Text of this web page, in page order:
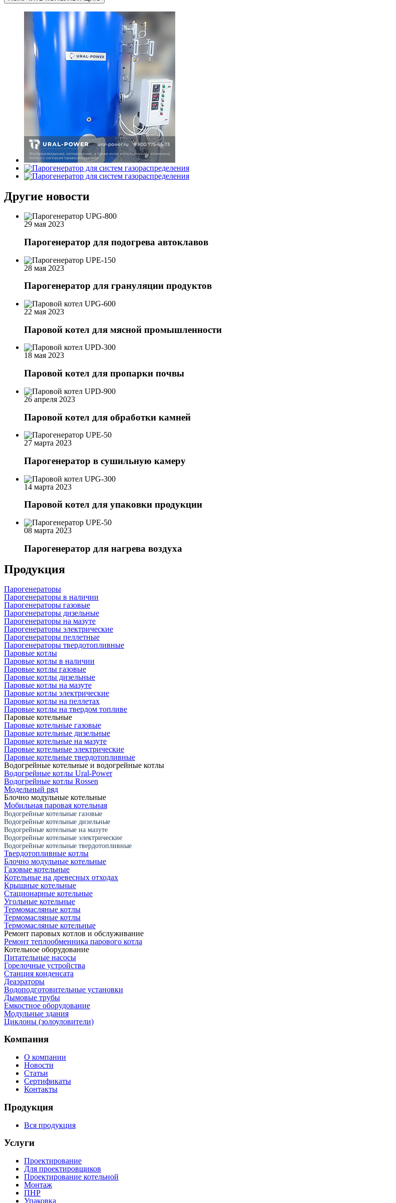
Другие новости
29 мая 2023
Парогенератор для подогрева автоклавов
28 мая 2023
Парогенератор для грануляции продуктов
22 мая 2023
Паровой котел для мясной промышленности
18 мая 2023
Паровой котел для пропарки почвы
26 апреля 2023
Паровой котел для обработки камней
27 марта 2023
Парогенератор в сушильную камеру
14 марта 2023
Паровой котел для упаковки продукции
08 марта 2023
Парогенератор для нагрева воздуха
Продукция
Парогенераторы
Парогенераторы в наличии
Парогенераторы газовые
Парогенераторы дизельные
Парогенераторы на мазуте
Парогенераторы электрические
Парогенераторы пеллетные
Парогенераторы твердотопливные
Паровые котлы
Паровые котлы в наличии
Паровые котлы газовые
Паровые котлы дизельные
Паровые котлы на мазуте
Паровые котлы электрические
Паровые котлы на пеллетах
Паровые котлы на твердом топливе
Паровые котельные
Паровые котельные газовые
Паровые котельные дизельные
Паровые котельные на мазуте
Паровые котельные электрические
Паровые котельные твердотопливные
Водогрейные котельные и водогрейные котлы
Водогрейные котлы Ural-Power
Водогрейные котлы Rossen
Модельный ряд
Блочно модульные котельные
Мобильная паровая котельная
Водогрейные котельные газовые
Водогрейные котельные дизельные
Водогрейные котельные на мазуте
Водогрейные котельные электрические
Водогрейные котельные твердотопливные
Твердотопливные котлы
Блочно модульные котельные
Газовые котельные
Котельные на древесных отходах
Крышные котельные
Стационарные котельные
Угольные котельные
Термомасляные котлы
Термомасляные котлы
Термомасляные котельные
Ремонт паровых котлов и обслуживание
Ремонт теплообменника парового котла
Котельное оборудование
Питательные насосы
Горелочные устройства
Станция конденсата
Деаэраторы
Водоподготовительные установки
Дымовые трубы
Емкостное оборудование
Mодульные здания
Циклоны (золоуловители)
Компания
О компании
Новости
Статьи
Сертификаты
Контакты
Продукция
Вся продукция
Услуги
Проектирование
Для проектировщиков
Проектирование котельной
Монтаж
ПНР
Упаковка